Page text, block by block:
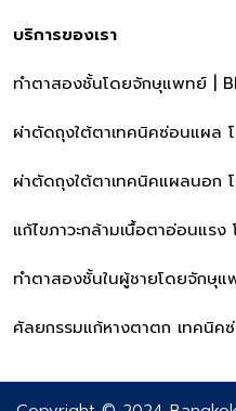
บริการของเรา
ทำตาสองชั้นโดยจักษุแพทย์ |
ผ่าตัดถุงใต้ตาเทคนิคซ่อนแผล
ผ่าตัดถุงใต้ตาเทคนิคแผลนอก
แก้ไขภาวะกล้ามเนื้อตาอ่อนแ
ทำตาสองชั้นในผู้ชายโดยจักษุ
ศัลยกรรมแก้หางตาตก เทคนิค